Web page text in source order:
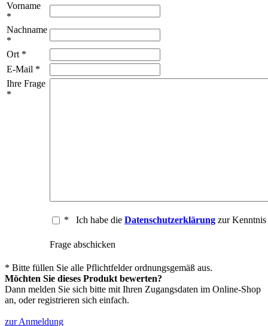
Vorname
*
Nachname
*
Ort *
E-Mail *
Ihre Frage
*
* Ich habe die Datenschutzerklärung zur Kenntnis
Frage abschicken
* Bitte füllen Sie alle Pflichtfelder ordnungsgemäß aus.
Möchten Sie dieses Produkt bewerten?
Dann melden Sie sich bitte mit Ihren Zugangsdaten im Online-Shop
an, oder registrieren sich einfach.
zur Anmeldung